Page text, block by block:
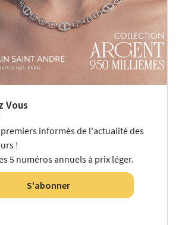
Vous
premiers informés de l'actualité des
!
5 numéros annuels à prix léger.
S'abonner